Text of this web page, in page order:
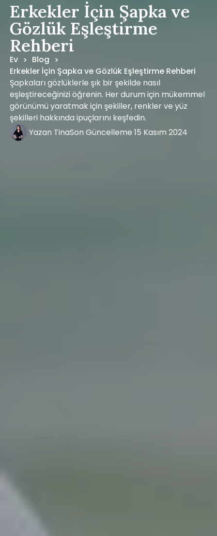
Erkekler İçin Şapka ve
Gözlük Eşleştirme
Rehberi
Ev > Blog >
Erkekler İçin Şapka ve Gözlük Eşleştirme Rehberi
Şapkaları gözlüklerle şık bir şekilde nasıl
eşleştireceğinizi öğrenin. Her durum için mükemmel
görünümü yaratmak için şekiller, renkler ve yüz
şekilleri hakkında ipuçlarını keşfedin.
Yazan TinaSon Güncelleme 15 Kasım 2024